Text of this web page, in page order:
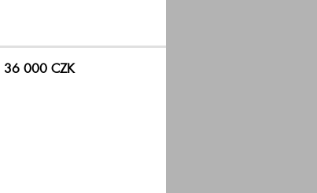
36 000 CZK